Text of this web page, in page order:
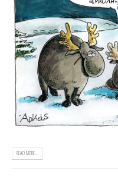
READ MORE...